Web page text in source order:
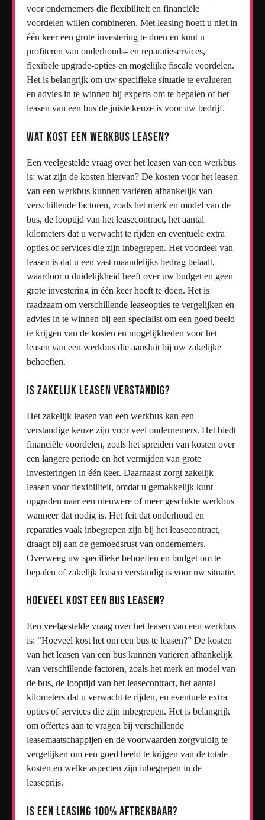
voor ondernemers die flexibiliteit en financiële
voordelen willen combineren. Met leasing hoeft u niet in
één keer een grote investering te doen en kunt u
profiteren van onderhouds- en reparatieservices,
flexibele upgrade-opties en mogelijke fiscale voordelen.
Het is belangrijk om uw specifieke situatie te evalueren
en advies in te winnen bij experts om te bepalen of het
leasen van een bus de juiste keuze is voor uw bedrijf.
Wat kost een werkbus leasen?
Een veelgestelde vraag over het leasen van een werkbus
is: wat zijn de kosten hiervan? De kosten voor het leasen
van een werkbus kunnen variëren afhankelijk van
verschillende factoren, zoals het merk en model van de
bus, de looptijd van het leasecontract, het aantal
kilometers dat u verwacht te rijden en eventuele extra
opties of services die zijn inbegrepen. Het voordeel van
leasen is dat u een vast maandelijks bedrag betaalt,
waardoor u duidelijkheid heeft over uw budget en geen
grote investering in één keer hoeft te doen. Het is
raadzaam om verschillende leaseopties te vergelijken en
advies in te winnen bij een specialist om een goed beeld
te krijgen van de kosten en mogelijkheden voor het
leasen van een werkbus die aansluit bij uw zakelijke
behoeften.
Is zakelijk leasen verstandig?
Het zakelijk leasen van een werkbus kan een
verstandige keuze zijn voor veel ondernemers. Het biedt
financiële voordelen, zoals het spreiden van kosten over
een langere periode en het vermijden van grote
investeringen in één keer. Daarnaast zorgt zakelijk
leasen voor flexibiliteit, omdat u gemakkelijk kunt
upgraden naar een nieuwere of meer geschikte werkbus
wanneer dat nodig is. Het feit dat onderhoud en
reparaties vaak inbegrepen zijn bij het leasecontract,
draagt bij aan de gemoedsrust van ondernemers.
Overweeg uw specifieke behoeften en budget om te
bepalen of zakelijk leasen verstandig is voor uw situatie.
Hoeveel kost een bus leasen?
Een veelgestelde vraag over het leasen van een werkbus
is: “Hoeveel kost het om een bus te leasen?” De kosten
van het leasen van een bus kunnen variëren afhankelijk
van verschillende factoren, zoals het merk en model van
de bus, de looptijd van het leasecontract, het aantal
kilometers dat u verwacht te rijden, en eventuele extra
opties of services die zijn inbegrepen. Het is belangrijk
om offertes aan te vragen bij verschillende
leasemaatschappijen en de voorwaarden zorgvuldig te
vergelijken om een goed beeld te krijgen van de totale
kosten en welke aspecten zijn inbegrepen in de
leaseprijs.
Is een leasing 100% aftrekbaar?